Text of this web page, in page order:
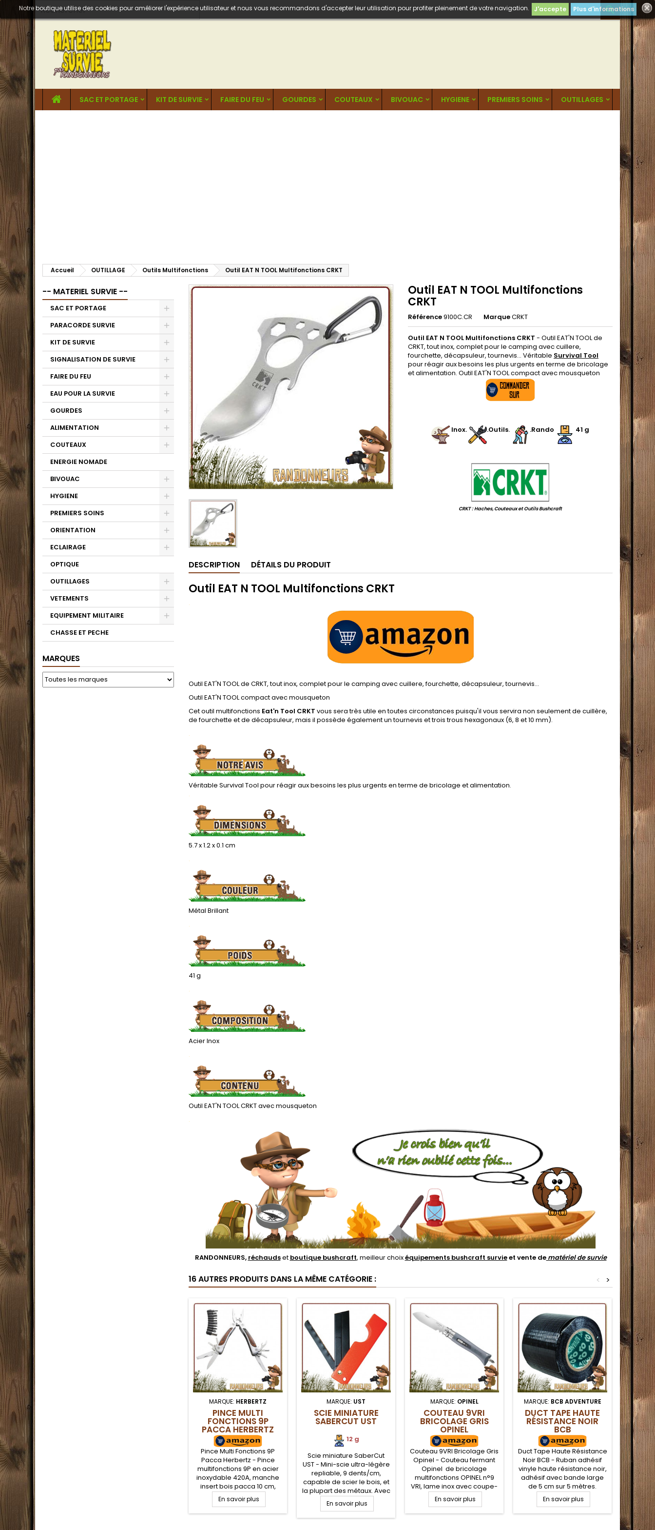

Notre boutique utilise des cookies pour améliorer l'expérience utilisateur et nous vous recommandons d'accepter leur utilisation pour profiter pleinement de votre navigation. J'accepte Plus d'informations
SAC ET PORTAGE KIT DE SURVIE FAIRE DU FEU GOURDES COUTEAUX BIVOUAC HYGIENE PREMIERS SOINS OUTILLAGES
Accueil OUTILLAGE Outils Multifonctions Outil EAT N TOOL Multifonctions CRKT
-- MATERIEL SURVIE --
SAC ET PORTAGE
PARACORDE SURVIE
KIT DE SURVIE
SIGNALISATION DE SURVIE
FAIRE DU FEU
EAU POUR LA SURVIE
GOURDES
ALIMENTATION
COUTEAUX
ENERGIE NOMADE
BIVOUAC
HYGIENE
PREMIERS SOINS
ORIENTATION
ECLAIRAGE
OPTIQUE
OUTILLAGES
VETEMENTS
EQUIPEMENT MILITAIRE
CHASSE ET PECHE
MARQUES
Outil EAT N TOOL Multifonctions
CRKT
Référence9100C.CR MarqueCRKT
Outil EAT N TOOL Multifonctions CRKT - Outil EAT'N TOOL de
CRKT, tout inox, complet pour le camping avec cuillere,
fourchette, décapsuleur, tournevis... Véritable Survival Tool
pour réagir aux besoins les plus urgents en terme de bricolage
et alimentation. Outil EAT'N TOOL compact avec mousqueton
Inox. .Outils. .Rando 41 g
CRKT : Haches, Couteaux et Outils Bushcraft
DESCRIPTION DÉTAILS DU PRODUIT
Outil EAT N TOOL Multifonctions CRKT
.
Outil EAT'N TOOL de CRKT, tout inox, complet pour le camping avec cuillere, fourchette, décapsuleur, tournevis...
Outil EAT'N TOOL compact avec mousqueton
Cet outil multifonctions Eat'n Tool CRKT vous sera très utile en toutes circonstances puisqu'il vous servira non seulement de cuillère,
de fourchette et de décapsuleur, mais il possède également un tournevis et trois trous hexagonaux (6, 8 et 10 mm).
.
Véritable Survival Tool pour réagir aux besoins les plus urgents en terme de bricolage et alimentation.
.
5.7 x 1.2 x 0.1 cm
.
Métal Brillant
.
41 g
.
Acier Inox
.
Outil EAT'N TOOL CRKT avec mousqueton
.
RANDONNEURS, réchaudset boutique bushcraft, meilleur choixéquipements bushcraft survieet vente dematériel de survie
16 AUTRES PRODUITS DANS LA MÊME CATÉGORIE : >
<
MARQUE: HERBERTZ
PINCE MULTI
FONCTIONS 9P
PACCA HERBERTZ
Pince Multi Fonctions 9P
Pacca Herbertz - Pince
multifonctions 9P en acier
inoxydable 420A, manche
insert bois pacca 10 cm,
avec pochette de
rangement en cuir, très
complète de 9 outils, idéale
En savoir plus
MARQUE: UST
SCIE MINIATURE
SABERCUT UST
12 g
Scie miniature SaberCut
UST - Mini-scie ultra-légère
repliable, 9 dents/cm,
capable de scier le bois, et
la plupart des métaux. Avec
une lame de rasoir
intégrée. Un outil
indispensable pour votre kit
En savoir plus
MARQUE: OPINEL
COUTEAU 9VRI
BRICOLAGE GRIS
OPINEL
Couteau 9VRI Bricolage Gris
Opinel - Couteau fermant
Opinel de bricolage
multifonctions OPINEL n°9
VRI, lame inox avec coupe-
fil et dénude fil électrique,
manche 12 cm fibre de
verre gris avec embout plat
En savoir plus
MARQUE: BCB ADVENTURE
DUCT TAPE HAUTE
RÉSISTANCE NOIR
BCB
Duct Tape Haute Résistance
Noir BCB - Ruban adhésif
vinyle haute résistance noir,
adhésif avec bande large
de 5 cm sur 5 mètres.
Ruban adhésif qui vous sera
d'une grande utilité pour
tous vos travaux à la
En savoir plus
un
acier